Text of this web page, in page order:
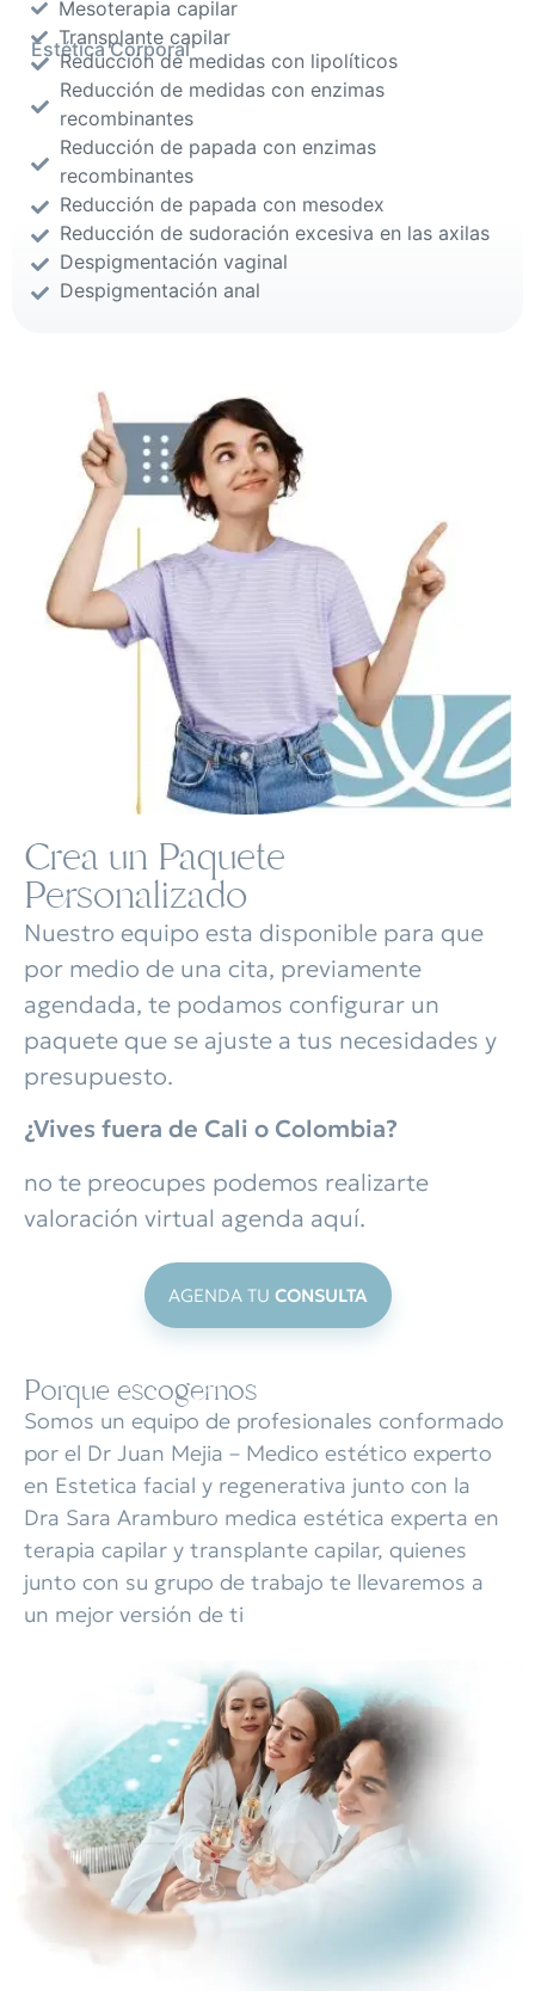
Mesoterapia capilar
Transplante capilar
Estética Corporal
Reducción de medidas con lipolíticos
Reducción de medidas con enzimas
recombinantes
Reducción de papada con enzimas
recombinantes
Reducción de papada con mesodex
Reducción de sudoración excesiva en las axilas
Despigmentación vaginal
Despigmentación anal
Crea un Paquete
Personalizado
Nuestro equipo esta disponible para que
por medio de una cita, previamente
agendada, te podamos configurar un
paquete que se ajuste a tus necesidades y
presupuesto.
¿Vives fuera de Cali o Colombia?
no te preocupes podemos realizarte
valoración virtual agenda aquí.
AGENDA TU CONSULTA
Porque escogernos
Somos un equipo de profesionales conformado
por el Dr Juan Mejia – Medico estético experto
en Estetica facial y regenerativa junto con la
Dra Sara Aramburo medica estética experta en
terapia capilar y transplante capilar, quienes
junto con su grupo de trabajo te llevaremos a
un mejor versión de ti